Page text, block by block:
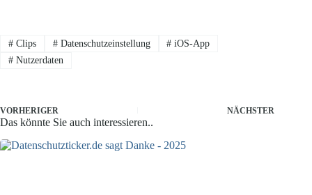
#Clips #Datenschutzeinstellung # iOS-App
#Nutzerdaten
VORHERIGER NÄCHSTER
Das könnte Sie auch interessieren..